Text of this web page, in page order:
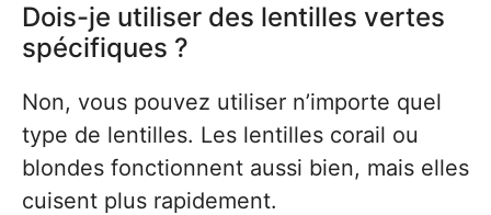
Dois-je utiliser des lentilles vertes
spécifiques ?
Non, vous pouvez utiliser n’importe quel
type de lentilles. Les lentilles corail ou
blondes fonctionnent aussi bien, mais elles
cuisent plus rapidement.